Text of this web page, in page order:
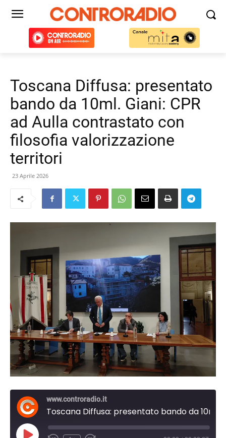
Toscana Diffusa: presentato
bando da 10ml. Giani: CPR
ad Aulla contrastato con
filosofia valorizzazione
territori
23 Aprile 2026
www.controradio.it